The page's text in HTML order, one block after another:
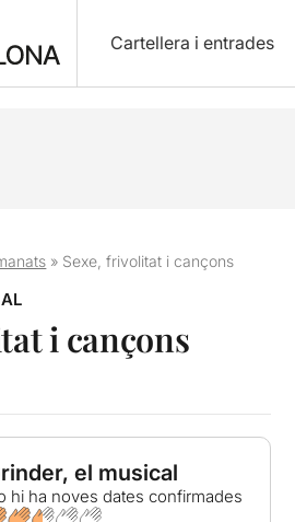
Cartellera i entrades
» Sexe, frivolitat i cançons
i cançons
el musical
hi ha noves dates confirmades